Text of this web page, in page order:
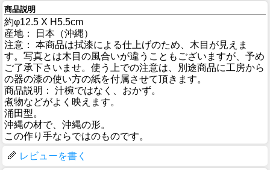
商品説明
約φ12.5 X H5.5cm
産地： 日本（沖縄）
注意： 本商品は拭漆による仕上げのため、木目が見えま
す。写真とは木目の風合いが違うこともございますが、予め
ご了承下さいませ。使う上での注意は、別途商品に工房から
の器の漆の使い方の紙を付属させて頂きます。
商品説明： 汁椀ではなく、おかず。
煮物などがよく映えます。
涌田型。
沖縄の材で、沖縄の形。
この作り手ならではのものです。
レビューを書く